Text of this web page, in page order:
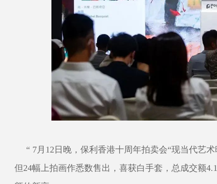
“ 7月12日晚，保利香港十周年拍卖会“现当代艺
但24幅上拍画作悉数售出，喜获白手套，总成交额